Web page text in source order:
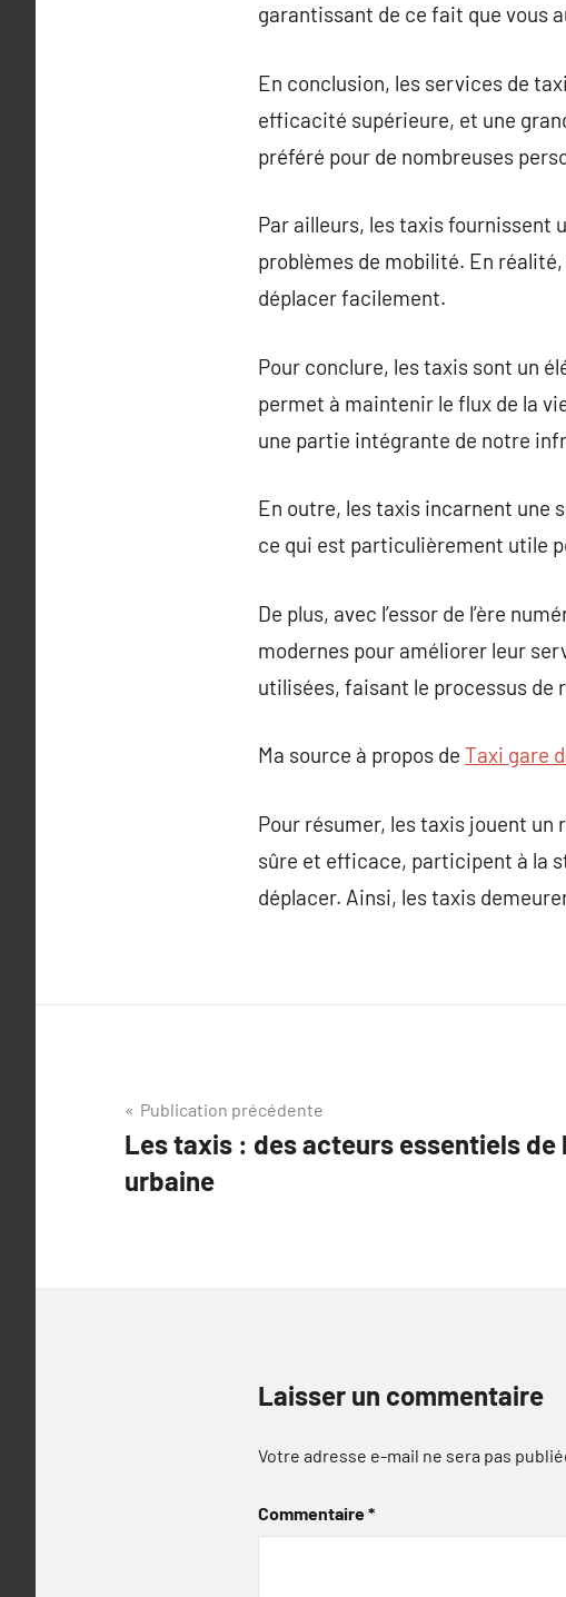
garantissant de ce fait que vous
En conclusion, les services de
efficacité supérieure, et une
préféré pour de nombreuses
Par ailleurs, les taxis fournissent
problèmes de mobilité. En
déplacer facilement.
Pour conclure, les taxis sont un
permet à maintenir le flux de la
une partie intégrante de notre
En outre, les taxis incarnent une
ce qui est particulièrement utile
De plus, avec l’essor de l’ère
modernes pour améliorer leur
utilisées, faisant le processus de
Ma source à propos de Taxi gare
Pour résumer, les taxis jouent un
sûre et efficace, participent à la
déplacer. Ainsi, les taxis
Navigation
de
l’article
Publication précédente
Les taxis : des acteurs essentiels de
urbaine
Laisser un commentaire
Votre adresse e-mail ne sera pas
Commentaire*